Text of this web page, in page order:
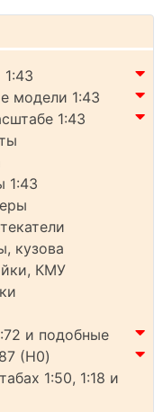
модели 1:43
1:43
1:43
кузова
КМУ
и подобные
(H0)
1:50, 1:18 и